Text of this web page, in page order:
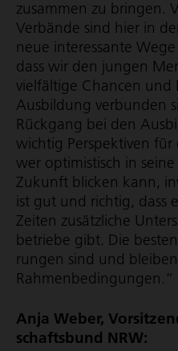
zusammen zu bringen.
Verbände sind hier in
neue interessante
dass wir den jungen
vielfältige Chancen
Ausbildung verbunden
Rückgang bei den
wichtig Perspektiven
wer optimistisch in
Zukunft blicken kann,
ist gut und richtig, dass
Zeiten zusätzliche
be­triebe gibt. Die
rungen sind und
Rahmen­be­din­gungen.“
Anja Weber,
schafts­bund NRW: